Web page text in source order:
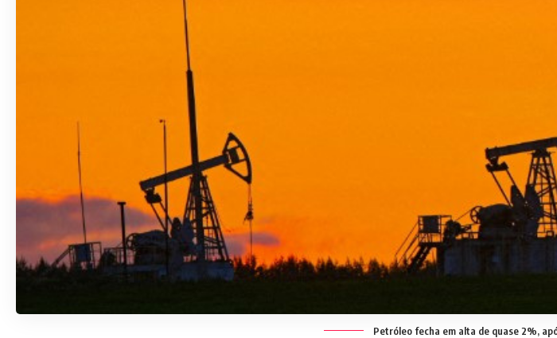
Petróleo fecha em alta de quase 2%,